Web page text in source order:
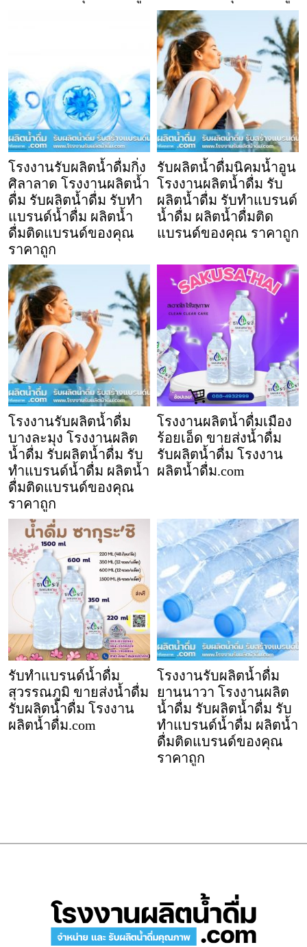
โรงงานรับผลิตน้ำดื่มกิ่ง
ศิลาลาด โรงงานผลิตน้ำ
ดื่ม รับผลิตน้ำดื่ม รับทำ
แบรนด์น้ำดื่ม ผลิตน้ำ
ดื่มติดแบรนด์ของคุณ
ราคาถูก
รับผลิตน้ำดื่มนิคมน้ำอูน
โรงงานผลิตน้ำดื่ม รับ
ผลิตน้ำดื่ม รับทำแบรนด์
น้ำดื่ม ผลิตน้ำดื่มติด
แบรนด์ของคุณ ราคาถูก
โรงงานรับผลิตน้ำดื่ม
บางละมุง โรงงานผลิต
น้ำดื่ม รับผลิตน้ำดื่ม รับ
ทำแบรนด์น้ำดื่ม ผลิตน้ำ
ดื่มติดแบรนด์ของคุณ
ราคาถูก
โรงงานผลิตน้ำดื่มเมือง
ร้อยเอ็ด ขายส่งน้ำดื่ม
รับผลิตน้ำดื่ม โรงงาน
ผลิตน้ำดื่ม.com
รับทำแบรนด์น้ำดื่ม
สุวรรณภูมิ ขายส่งน้ำดื่ม
รับผลิตน้ำดื่ม โรงงาน
ผลิตน้ำดื่ม.com
โรงงานรับผลิตน้ำดื่ม
ยานนาวา โรงงานผลิต
น้ำดื่ม รับผลิตน้ำดื่ม รับ
ทำแบรนด์น้ำดื่ม ผลิตน้ำ
ดื่มติดแบรนด์ของคุณ
ราคาถูก